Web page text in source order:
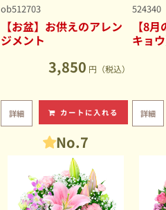
ob512703
【お盆】お供えのアレン
ジメント
3,850 円（税込）
詳細 カートに入れる
524340
【8
キョ
詳細
No.7